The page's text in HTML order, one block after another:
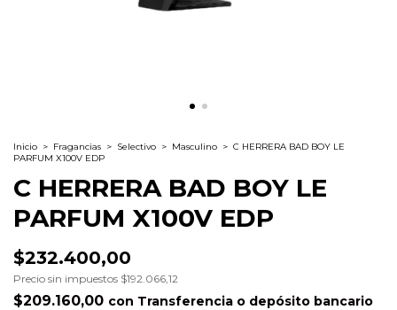
Inicio > Fragancias > Selectivo > Masculino > C HERRERA BAD BOY LE
PARFUM X100V EDP
C HERRERA BAD BOY LE
PARFUM X100V EDP
$232.400,00
Precio sin impuestos $192.066,12
$209.160,00 con Transferencia o depósito bancario